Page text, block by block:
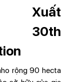
Xuất
30th
rộng 90 hecta